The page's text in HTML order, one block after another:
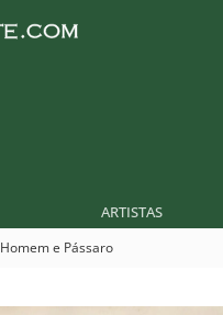
ARTISTAS
Homem e Pássaro